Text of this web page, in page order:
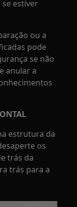
estiver
ou a
pode
se não
anular a
estrutura da
os
trás da
trás para a